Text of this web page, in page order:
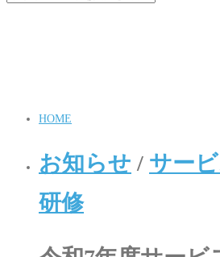
HOME
お知らせ / サー
研修